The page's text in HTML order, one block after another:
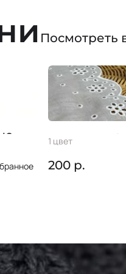
Посмотреть
Шитье #11
1 цвет
200 р.